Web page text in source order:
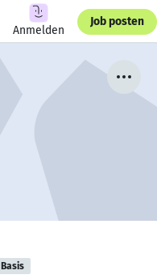
Anmelden
Job posten
Basis